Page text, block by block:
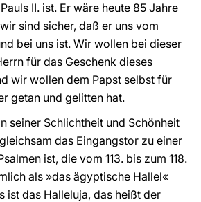
II. ist. Er wäre heute 85 Jahre
sind sicher, daß er uns vom
bei uns ist. Wir wollen bei dieser
für das Geschenk dieses
wir wollen dem Papst selbst für
getan und gelitten hat.
seiner Schlichtheit und Schönheit
das Eingangstor zu einer
ist, die vom 113. bis zum 118.
als »das ägyptische Hallel«
ist das Halleluja, das heißt der